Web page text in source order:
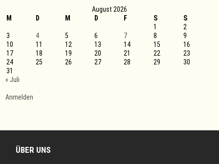
August 2026
M
D M D F S
S
1
2
3
4 5 6 7 8
9
10
11 12 13 14 15
16
17
18 19 20 21 22
23
24
25 26 27 28 29
30
31
« Juli
Anmelden
ÜBER UNS